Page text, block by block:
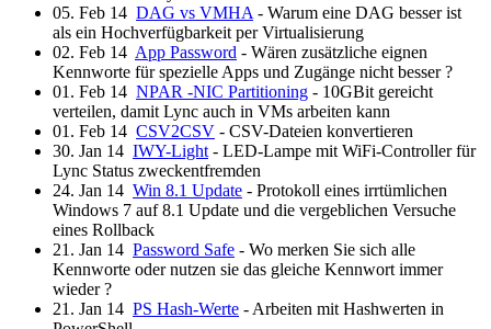
05. Feb 14 DAG vs VMHA - Warum eine DAG besser ist
als ein Hochverfügbarkeit per Virtualisierung
02. Feb 14 App Password - Wären zusätzliche eignen
Kennworte für spezielle Apps und Zugänge nicht besser ?
01. Feb 14 NPAR -NIC Partitioning - 10GBit gereicht
verteilen, damit Lync auch in VMs arbeiten kann
01. Feb 14 CSV2CSV - CSV-Dateien konvertieren
30. Jan 14 IWY-Light - LED-Lampe mit WiFi-Controller für
Lync Status zweckentfremden
24. Jan 14 Win 8.1 Update - Protokoll eines irrtümlichen
Windows 7 auf 8.1 Update und die vergeblichen Versuche
eines Rollback
21. Jan 14 Password Safe - Wo merken Sie sich alle
Kennworte oder nutzen sie das gleiche Kennwort immer
wieder ?
21. Jan 14 PS Hash-Werte - Arbeiten mit Hashwerten in